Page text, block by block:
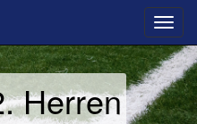
Herren